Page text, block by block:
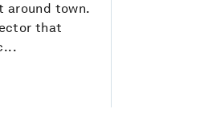
around town.
that